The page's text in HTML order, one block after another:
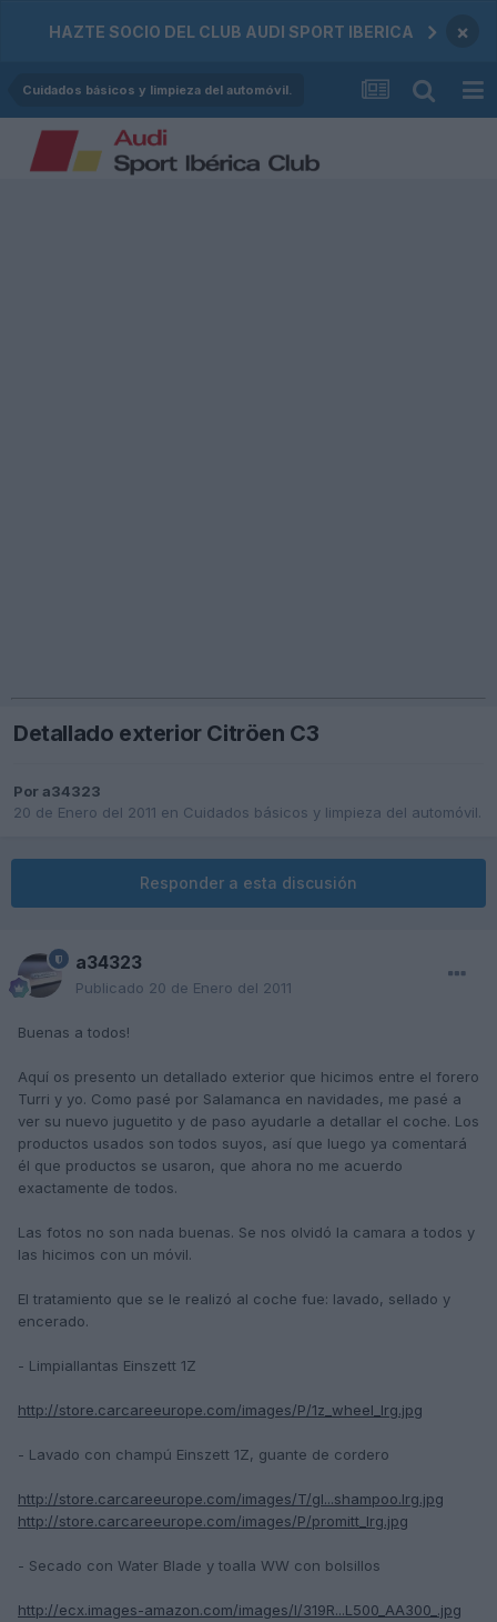
HAZTE SOCIO DEL CLUB AUDI SPORT IBERICA ×
Cuidados básicos y limpieza del automóvil.
Detallado exterior Citröen C3
Por a34323
20 de Enero del 2011 en Cuidados básicos y limpieza del automóvil.
Responder a esta discusión
a34323
Publicado 20 de Enero del 2011
Buenas a todos!
Aquí os presento un detallado exterior que hicimos entre el forero
Turri y yo. Como pasé por Salamanca en navidades, me pasé a
ver su nuevo juguetito y de paso ayudarle a detallar el coche. Los
productos usados son todos suyos, así que luego ya comentará
él que productos se usaron, que ahora no me acuerdo
exactamente de todos.
Las fotos no son nada buenas. Se nos olvidó la camara a todos y
las hicimos con un móvil.
El tratamiento que se le realizó al coche fue: lavado, sellado y
encerado.
- Limpiallantas Einszett 1Z
http://store.carcareeurope.com/images/P/1z_wheel_lrg.jpg
- Lavado con champú Einszett 1Z, guante de cordero
http://store.carcareeurope.com/images/T/gl...shampoo.lrg.jpg
http://store.carcareeurope.com/images/P/promitt_lrg.jpg
- Secado con Water Blade y toalla WW con bolsillos
http://ecx.images-amazon.com/images/I/319R...L500_AA300_.jpg